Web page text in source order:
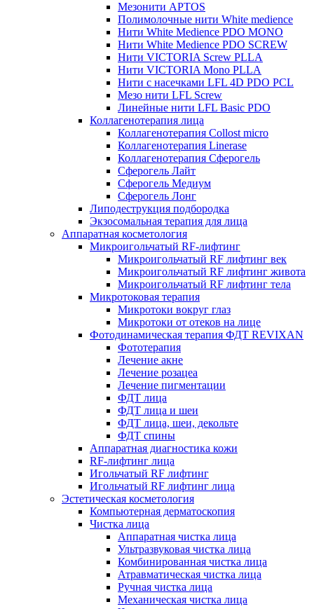
Мезонити APTOS
Полимолочные нити White medience
Нити White Medience PDO MONO
Нити White Medience PDO SCREW
Нити VICTORIA Screw PLLA
Нити VICTORIA Mono PLLA
Нити с насечками LFL 4D PDO PCL
Мезо нити LFL Screw
Линейные нити LFL Basic PDO
Коллагенотерапия лица
Коллагенотерапия Collost micro
Коллагенотерапия Linerase
Коллагенотерапия Сферогель
Сферогель Лайт
Сферогель Медиум
Сферогель Лонг
Липодеструкция подбородка
Экзосомальная терапия для лица
Аппаратная косметология
Микроигольчатый RF-лифтинг
Микроигольчатый RF лифтинг век
Микроигольчатый RF лифтинг живота
Микроигольчатый RF лифтинг тела
Микротоковая терапия
Микротоки вокруг глаз
Микротоки от отеков на лице
Фотодинамическая терапия ФДТ REVIXAN
Фототерапия
Лечение акне
Лечение розацеа
Лечение пигментации
ФДТ лица
ФДТ лица и шеи
ФДТ лица, шеи, декольте
ФДТ спины
Аппаратная диагностика кожи
RF-лифтинг лица
Игольчатый RF лифтинг
Игольчатый RF лифтинг лица
Эстетическая косметология
Компьютерная дерматоскопия
Чистка лица
Аппаратная чистка лица
Ультразвуковая чистка лица
Комбинированная чистка лица
Атравматическая чистка лица
Ручная чистка лица
Механическая чистка лица